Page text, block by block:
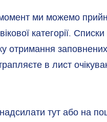
ми можемо
категорії.
отримання
в лист
тут або на